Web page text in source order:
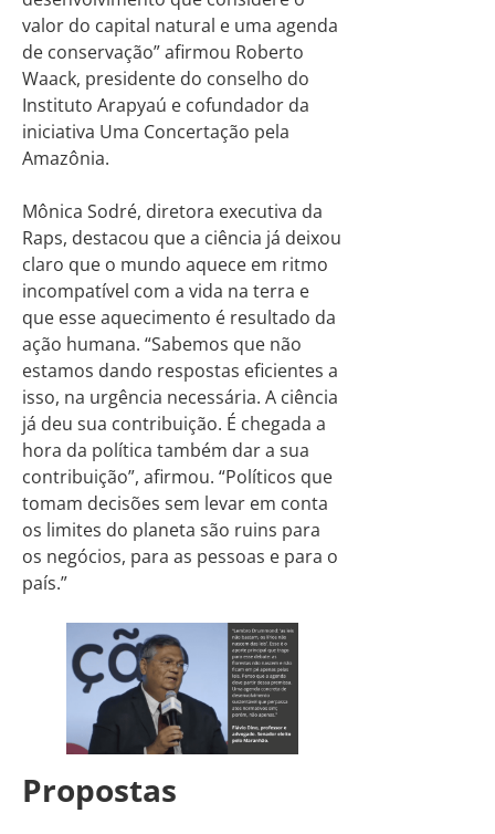
valor do capital natural e uma agenda
de conservação” afirmou Roberto
Waack, presidente do conselho do
Instituto Arapyaú e cofundador da
iniciativa Uma Concertação pela
Amazônia.
Mônica Sodré, diretora executiva da
Raps, destacou que a ciência já deixou
claro que o mundo aquece em ritmo
incompatível com a vida na terra e
que esse aquecimento é resultado da
ação humana. “Sabemos que não
estamos dando respostas eficientes a
isso, na urgência necessária. A ciência
já deu sua contribuição. É chegada a
hora da política também dar a sua
contribuição”, afirmou. “Políticos que
tomam decisões sem levar em conta
os limites do planeta são ruins para
os negócios, para as pessoas e para o
país.”
Propostas